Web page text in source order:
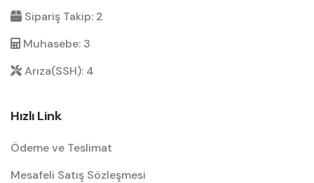
Sipariş Takip: 2
Muhasebe: 3
Arıza(SSH): 4
Hızlı Link
Ödeme ve Teslimat
Mesafeli Satış Sözleşmesi